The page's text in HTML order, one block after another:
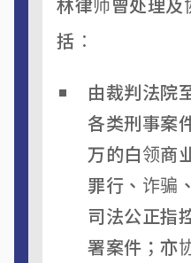
括︰
由裁判法院
各类刑事案
万的白领商
罪行、诈骗
司法公正指
署案件；亦